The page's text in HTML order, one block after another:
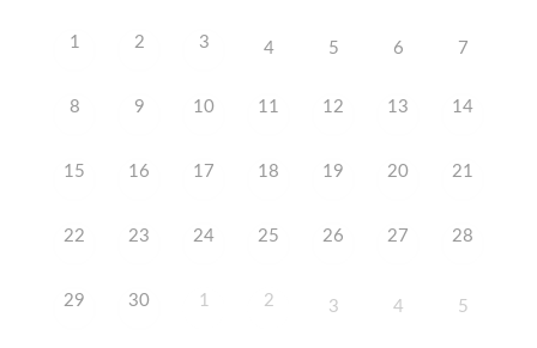
1 2 3 4 5 6 7
8 9 10 11 12 13 14
15 16 17 18 19 20 21
22 23 24 25 26 27 28
29 30 1 2 3 4 5